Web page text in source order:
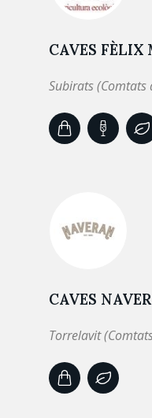
CAVES FÈLIX
Subirats (Comtats
CAVES
Torrelavit